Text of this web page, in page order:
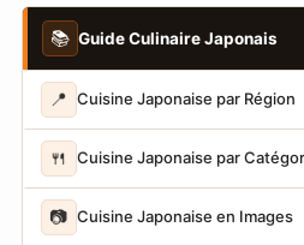
📚 Guide Culinaire Japonais
📍 Cuisine Japonaise par Région
🍴 Cuisine Japonaise par
📷 Cuisine Japonaise en Images